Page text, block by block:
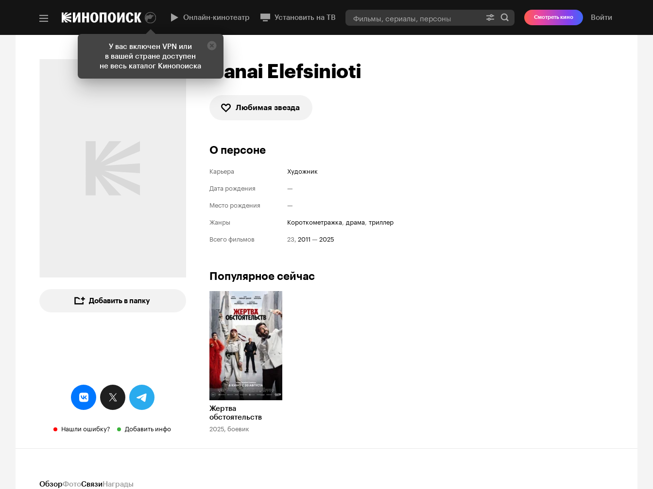
У вас включен VPN или
в вашей стране доступен
не весь каталог Кинопоиска
Онлайн-кинотеатр Установить на ТВ Смотреть кино Войти
Добавить в папку
Нашли ошибку? Добавить инфо
Danai Elefsinioti
Любимая звезда
О персоне
Карьера
Художник
Дата рождения
—
Место рождения
—
Жанры
короткометражка, драма, триллер
Всего фильмов
23, 2011 — 2025
Популярное сейчас
Жертва
обстоятельств
2025, боевик
ОбзорФотоСвязиНаграды